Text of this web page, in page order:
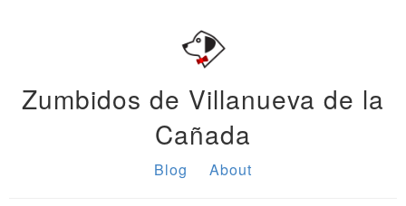
Zumbidos de Villanueva de la
Cañada
Blog About